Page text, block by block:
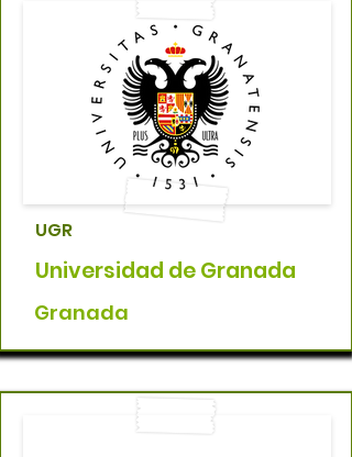
UGR
Universidad de Granada
Granada